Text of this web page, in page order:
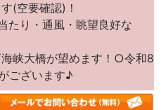
(空要確認)！
たり・通風・眺望良好な
峡大橋が望めます！○令和8
ございます♪